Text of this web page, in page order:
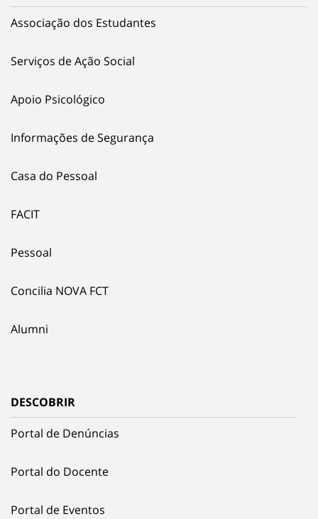
Associação dos Estudantes
Serviços de Ação Social
Apoio Psicológico
Informações de Segurança
Casa do Pessoal
FACIT
Pessoal
Concilia NOVA FCT
Alumni
DESCOBRIR
Portal de Denúncias
Portal do Docente
Portal de Eventos